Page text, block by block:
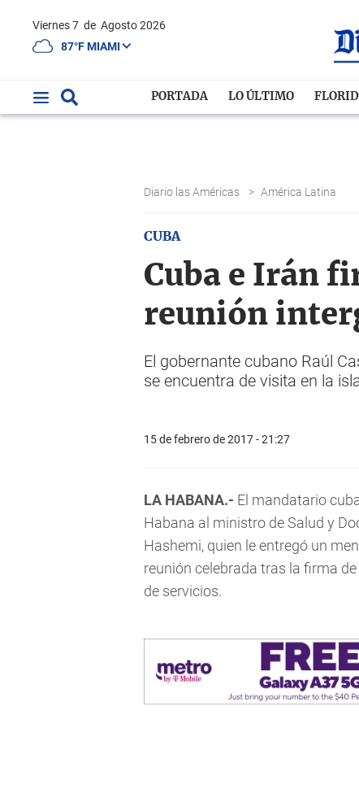
Viernes 7 de Agosto 2026
87°F MIAMI
PORTADA LO ÚLTIMO
Diario las Américas > América Latina
CUBA
Cuba e Irán
reunión
El gobernante cubano Raúl
se encuentra de visita en la
15 de febrero de 2017 - 21:27
LA HABANA.- El mandatario
Habana al ministro de Salud y
Hashemi, quien le entregó un
reunión celebrada tras la firma
de servicios.